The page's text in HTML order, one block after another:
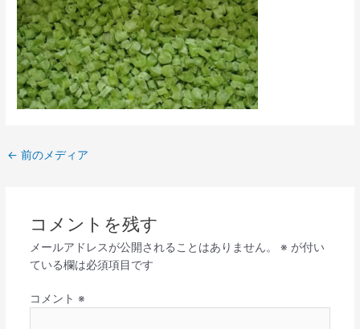
← 前のメディア
コメントを残す
メールアドレスが公開されることはありません。 ※ が付い
ている欄は必須項目です
コメント ※